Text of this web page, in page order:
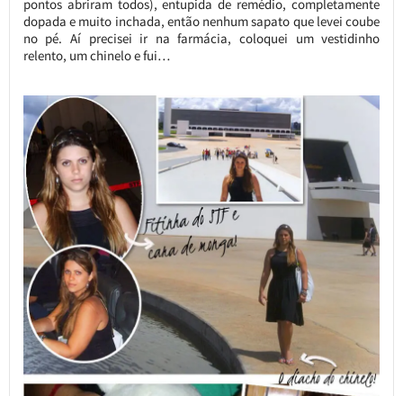
pontos abriram todos), entupida de remédio, completamente
dopada e muito inchada, então nenhum sapato que levei coube
no pé. Aí precisei ir na farmácia, coloquei um vestidinho
relento, um chinelo e fui…